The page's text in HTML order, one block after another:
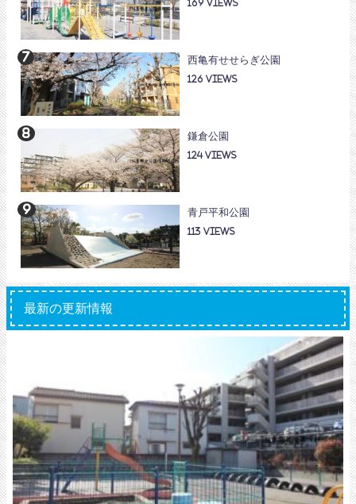
169
西亀有せせらぎ公園
126
鎌倉公園
124
青戸平和公園
113
最新の更新情報